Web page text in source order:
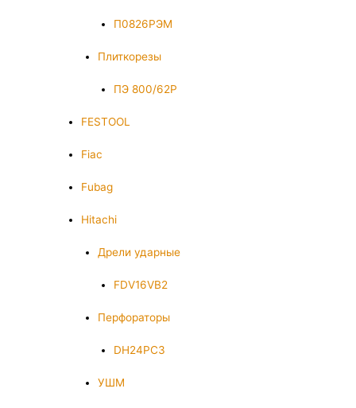
П0826РЭМ
Плиткорезы
ПЭ 800/62Р
FESTOOL
Fiac
Fubag
Hitachi
Дрели ударные
FDV16VB2
Перфораторы
DH24PC3
УШМ